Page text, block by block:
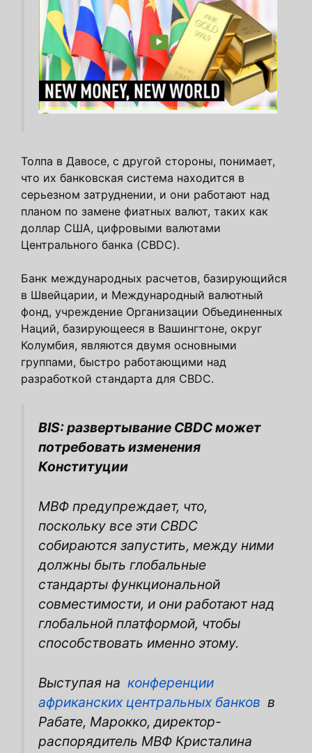
Толпа в Давосе, с другой стороны, понимает,
что их банковская система находится в
серьезном затруднении, и они работают над
планом по замене фиатных валют, таких как
доллар США, цифровыми валютами
Центрального банка (CBDC).
Банк международных расчетов, базирующийся
в Швейцарии, и Международный валютный
фонд, учреждение Организации Объединенных
Наций, базирующееся в Вашингтоне, округ
Колумбия, являются двумя основными
группами, быстро работающими над
разработкой стандарта для CBDC.
BIS: развертывание CBDC может
потребовать изменения
Конституции
МВФ предупреждает, что,
поскольку все эти CBDC
собираются запустить, между ними
должны быть глобальные
стандарты функциональной
совместимости, и они работают над
глобальной платформой, чтобы
способствовать именно этому.
Выступая на конференции
африканских центральных банков в
Рабате, Марокко, директор-
распорядитель МВФ Кристалина